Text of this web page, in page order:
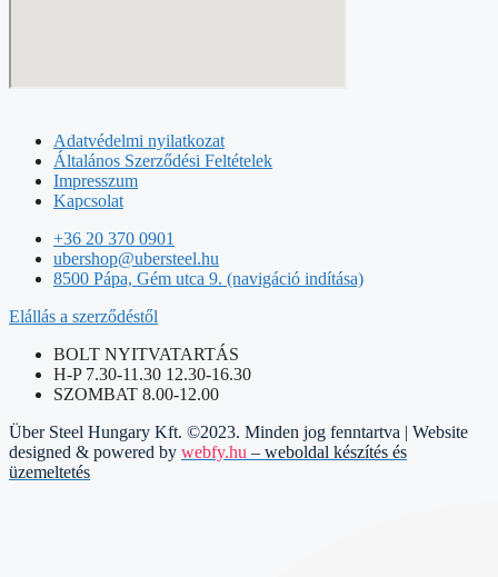
Adatvédelmi nyilatkozat
Általános Szerződési Feltételek
Impresszum
Kapcsolat
+36 20 370 0901
ubershop@ubersteel.hu
8500 Pápa, Gém utca 9. (navigáció indítása)
Elállás a szerződéstől
BOLT NYITVATARTÁS
H-P 7.30-11.30 12.30-16.30
SZOMBAT 8.00-12.00
Über Steel Hungary Kft. ©2023. Minden jog fenntartva | Website
designed & powered by webfy.hu – weboldal készítés és
üzemeltetés